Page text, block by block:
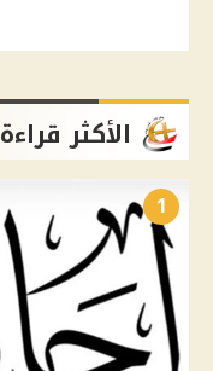
الأكثر قراءة
1